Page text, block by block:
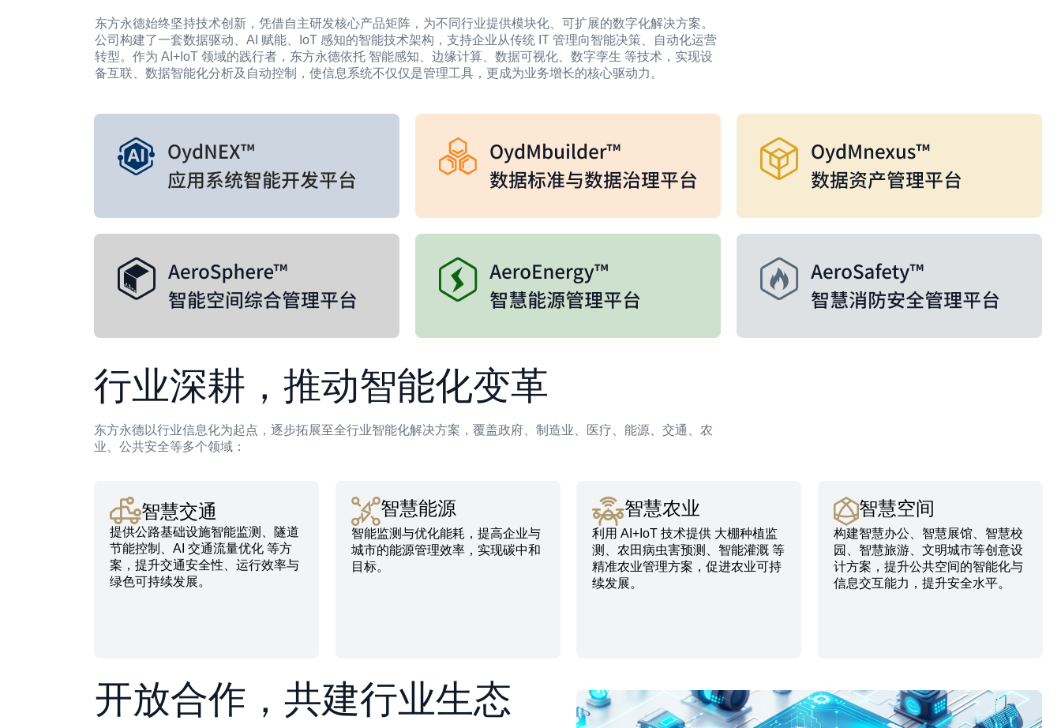
行业深耕，推动智能化变革
东方永德始终坚持技术创新，凭借自主研发核心产品矩阵，为不同行业提供模块化、可扩展的数字化解决方案。
公司构建了一套数据驱动、AI 赋能、IoT 感知的智能技术架构，支持企业从传统 IT 管理向智能决策、自动化运营
转型。作为 AI+IoT 领域的践行者，东方永德依托 智能感知、边缘计算、数据可视化、数字孪生 等技术，实现设
备互联、数据智能化分析及自动控制，使信息系统不仅仅是管理工具，更成为业务增长的核心驱动力。
东方永德以行业信息化为起点，逐步拓展至全行业智能化解决方案，覆盖政府、制造业、医疗、能源、交通、农
业、公共安全等多个领域：
开放合作，共建行业生态
智慧交通
提供公路基础设施智能监测、隧道
节能控制、AI 交通流量优化 等方
案，提升交通安全性、运行效率与
绿色可持续发展。
智慧能源
智能监测与优化能耗，提高企业与
城市的能源管理效率，实现碳中和
目标。
智慧农业
利用 AI+IoT 技术提供 大棚种植监
测、农田病虫害预测、智能灌溉 等
精准农业管理方案，促进农业可持
续发展。
智慧空间
构建智慧办公、智慧展馆、智慧校
园、智慧旅游、文明城市等创意设
计方案，提升公共空间的智能化与
信息交互能力，提升安全水平。